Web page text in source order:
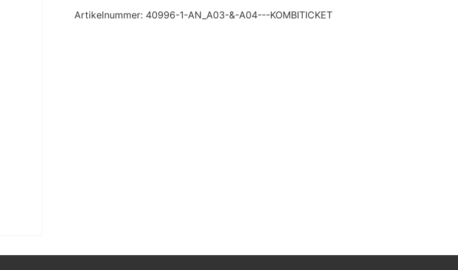
Artikelnummer: 40996-1-AN_A03-&-A04---KOMBITICKET